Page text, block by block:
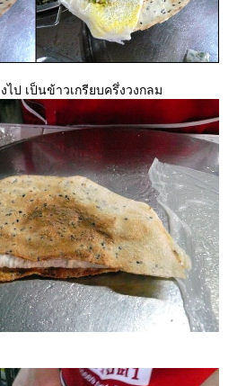
ป เป็นข้าวเกรียบครึ่งวงกลม